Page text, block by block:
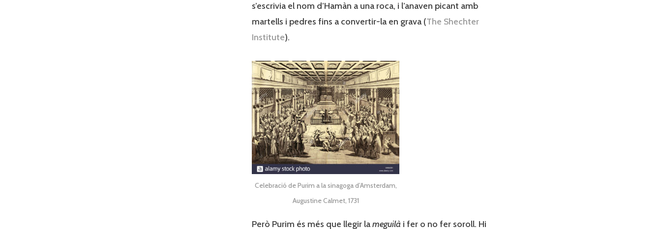
s’escrivia el nom d’Hamàn a una roca, i l’anaven picant amb
martells i pedres fins a convertir-la en grava (The Shechter
Institute).
Celebració de Purim a la sinagoga d’Amsterdam,
Augustine Calmet, 1731
Però Purim és més que llegir lameguilà i fer o no fer soroll. Hi